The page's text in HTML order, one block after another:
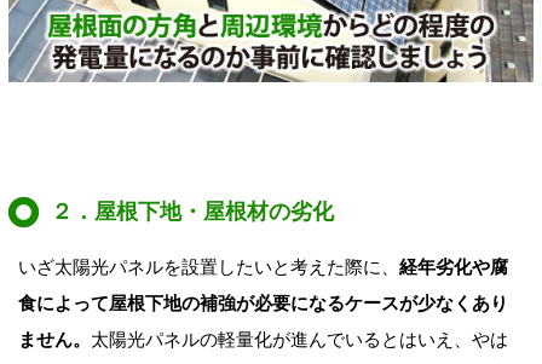
２．屋根下地・屋根材の劣化
いざ太陽光パネルを設置したいと考えた際に、 経年劣化や腐
食によって屋根下地の補強が必要になるケースが少なくあり
ません。 太陽光パネルの軽量化が進んでいるとはいえ、やは